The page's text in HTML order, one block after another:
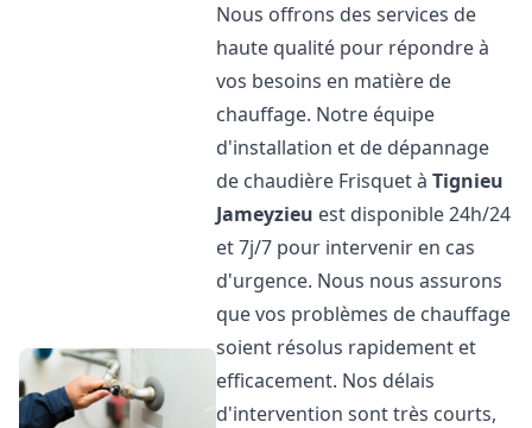
Nous offrons des services de
haute qualité pour répondre à
vos besoins en matière de
chauffage. Notre équipe
d'installation et de dépannage
de chaudière Frisquet àTignieu
Jameyzieu est disponible 24h/24
et 7j/7 pour intervenir en cas
d'urgence. Nous nous assurons
que vos problèmes de chauffage
soient résolus rapidement et
efficacement. Nos délais
d'intervention sont très courts,